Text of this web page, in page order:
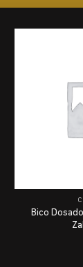
Bico